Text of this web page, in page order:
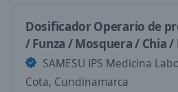
Dosificador Operario de
/ Funza / Mosquera / Chia /
SAMESU IPS Medicina
Cota, Cundinamarca